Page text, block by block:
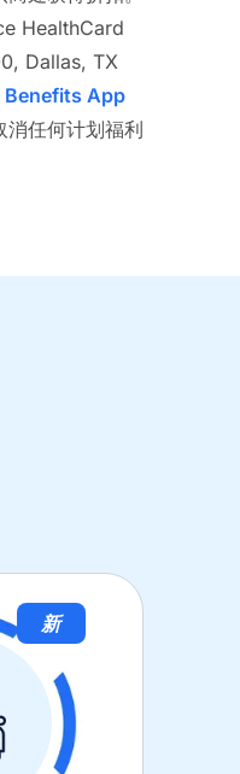
HealthCard
Dallas, TX
Benefits App
消任何计划福利
新